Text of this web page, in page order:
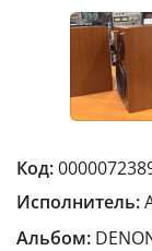
Код:
Исполнитель:
Альбом: